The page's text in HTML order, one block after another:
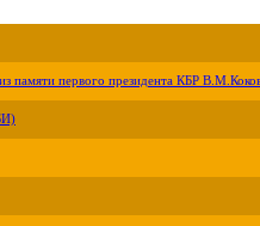
памяти первого президента КБР